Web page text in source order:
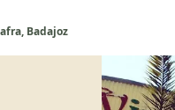
Badajoz